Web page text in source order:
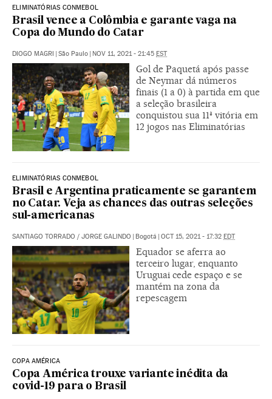
ELIMINATÓRIAS CONMEBOL
Brasil vence a Colômbia e garante vaga na
Copa do Mundo do Catar
DIOGO MAGRI São Paulo NOV 11, 2021 - 21:45 EST
Gol de Paquetá após passe
de Neymar dá números
finais (1 a 0) à partida em que
a seleção brasileira
conquistou sua 11ª vitória em
12 jogos nas Eliminatórias
ELIMINATÓRIAS CONMEBOL
Brasil e Argentina praticamente se garantem
no Catar. Veja as chances das outras seleções
sul-americanas
SANTIAGO TORRADO / JORGE GALINDO Bogotá OCT 15, 2021 - 17:32 EDT
Equador se aferra ao
terceiro lugar, enquanto
Uruguai cede espaço e se
mantém na zona da
repescagem
COPA AMÉRICA
Copa América trouxe variante inédita da
covid-19 para o Brasil